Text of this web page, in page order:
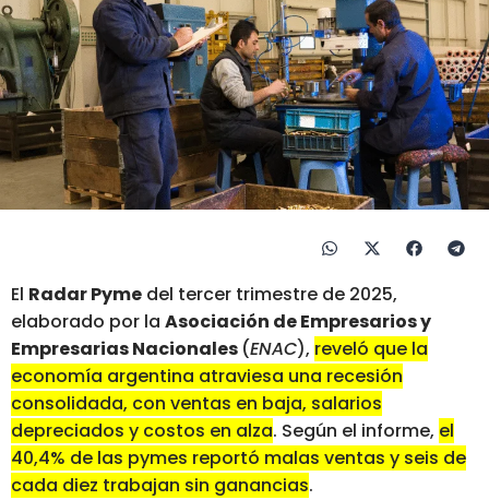
El Radar Pyme del tercer trimestre de 2025,
elaborado por la Asociación de Empresarios y
Empresarias Nacionales (ENAC), reveló que la
economía argentina atraviesa una recesión
consolidada, con ventas en baja, salarios
depreciados y costos en alza. Según el informe, el
40,4% de las pymes reportó malas ventas y seis de
cada diez trabajan sin ganancias.